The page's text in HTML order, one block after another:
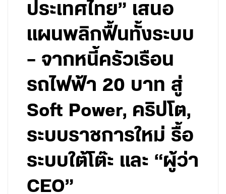
ประเทศไทย” เสนอ
แผนพลิกฟื้นทั้งระบบ
– จากหนี้ครัวเรือน
รถไฟฟ้า 20 บาท สู่
Soft Power, คริปโต,
ระบบราชการใหม่ รื้อ
ระบบใต้โต๊ะ และ “ผู้ว่า
CEO”